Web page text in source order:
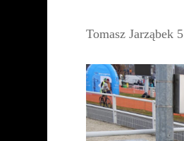
Tomasz Jarząbek 5